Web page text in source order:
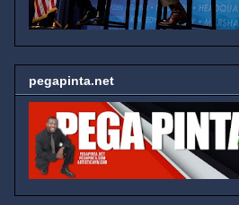
pegapinta.net